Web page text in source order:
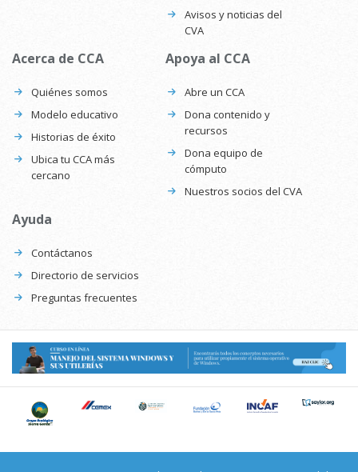
Avisos y noticias del
CVA
Acerca de CCA
Quiénes somos
Modelo educativo
Historias de éxito
Ubica tu CCA más
cercano
Apoya al CCA
Abre un CCA
Dona contenido y
recursos
Dona equipo de
cómputo
Nuestros socios del CVA
Ayuda
Contáctanos
Directorio de servicios
Preguntas frecuentes